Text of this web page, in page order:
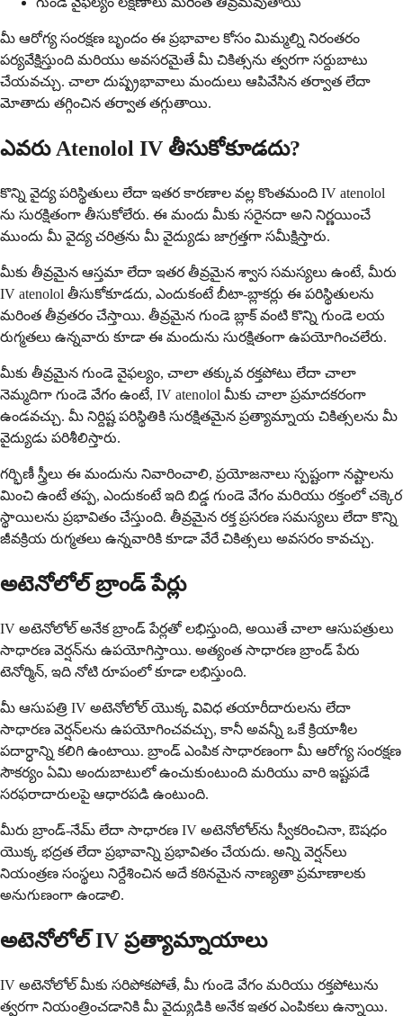
మీ ఆరోగ్య సంరక్షణ బృందం ఈ ప్రభావాల కోసం మిమ్మల్ని నిరంతరం
పర్యవేక్షిస్తుంది మరియు అవసరమైతే మీ చికిత్సను త్వరగా సర్దుబాటు
చేయవచ్చు. చాలా దుష్ప్రభావాలు మందులు ఆపివేసిన తర్వాత లేదా
మోతాదు తగ్గించిన తర్వాత తగ్గుతాయి.
ఎవరు Atenolol IV తీసుకోకూడదు?
కొన్ని వైద్య పరిస్థితులు లేదా ఇతర కారణాల వల్ల కొంతమంది IV atenolol
ను సురక్షితంగా తీసుకోలేరు. ఈ మందు మీకు సరైనదా అని నిర్ణయించే
ముందు మీ వైద్య చరిత్రను మీ వైద్యుడు జాగ్రత్తగా సమీక్షిస్తారు.
మీకు తీవ్రమైన ఆస్తమా లేదా ఇతర తీవ్రమైన శ్వాస సమస్యలు ఉంటే, మీరు
IV atenolol తీసుకోకూడదు, ఎందుకంటే బీటా-బ్లాకర్లు ఈ పరిస్థితులను
మరింత తీవ్రతరం చేస్తాయి. తీవ్రమైన గుండె బ్లాక్ వంటి కొన్ని గుండె లయ
రుగ్మతలు ఉన్నవారు కూడా ఈ మందును సురక్షితంగా ఉపయోగించలేరు.
మీకు తీవ్రమైన గుండె వైఫల్యం, చాలా తక్కువ రక్తపోటు లేదా చాలా
నెమ్మదిగా గుండె వేగం ఉంటే, IV atenolol మీకు చాలా ప్రమాదకరంగా
ఉండవచ్చు. మీ నిర్దిష్ట పరిస్థితికి సురక్షితమైన ప్రత్యామ్నాయ చికిత్సలను మీ
వైద్యుడు పరిశీలిస్తారు.
గర్భిణీ స్త్రీలు ఈ మందును నివారించాలి, ప్రయోజనాలు స్పష్టంగా నష్టాలను
మించి ఉంటే తప్ప, ఎందుకంటే ఇది బిడ్డ గుండె వేగం మరియు రక్తంలో చక్కెర
స్థాయిలను ప్రభావితం చేస్తుంది. తీవ్రమైన రక్త ప్రసరణ సమస్యలు లేదా కొన్ని
జీవక్రియ రుగ్మతలు ఉన్నవారికి కూడా వేరే చికిత్సలు అవసరం కావచ్చు.
అటెనోలోల్ బ్రాండ్ పేర్లు
IV అటెనోలోల్ అనేక బ్రాండ్ పేర్లతో లభిస్తుంది, అయితే చాలా ఆసుపత్రులు
సాధారణ వెర్షన్‌ను ఉపయోగిస్తాయి. అత్యంత సాధారణ బ్రాండ్ పేరు
టెనోర్మిన్, ఇది నోటి రూపంలో కూడా లభిస్తుంది.
మీ ఆసుపత్రి IV అటెనోలోల్ యొక్క వివిధ తయారీదారులను లేదా
సాధారణ వెర్షన్‌లను ఉపయోగించవచ్చు, కానీ అవన్నీ ఒకే క్రియాశీల
పదార్ధాన్ని కలిగి ఉంటాయి. బ్రాండ్ ఎంపిక సాధారణంగా మీ ఆరోగ్య సంరక్షణ
సౌకర్యం ఏమి అందుబాటులో ఉంచుకుంటుంది మరియు వారి ఇష్టపడే
సరఫరాదారులపై ఆధారపడి ఉంటుంది.
మీరు బ్రాండ్-నేమ్ లేదా సాధారణ IV అటెనోలోల్‌ను స్వీకరించినా, ఔషధం
యొక్క భద్రత లేదా ప్రభావాన్ని ప్రభావితం చేయదు. అన్ని వెర్షన్‌లు
నియంత్రణ సంస్థలు నిర్దేశించిన అదే కఠినమైన నాణ్యతా ప్రమాణాలకు
అనుగుణంగా ఉండాలి.
అటెనోలోల్ IV ప్రత్యామ్నాయాలు
IV అటెనోలోల్ మీకు సరిపోకపోతే, మీ గుండె వేగం మరియు రక్తపోటును
త్వరగా నియంత్రించడానికి మీ వైద్యుడికి అనేక ఇతర ఎంపికలు ఉన్నాయి.